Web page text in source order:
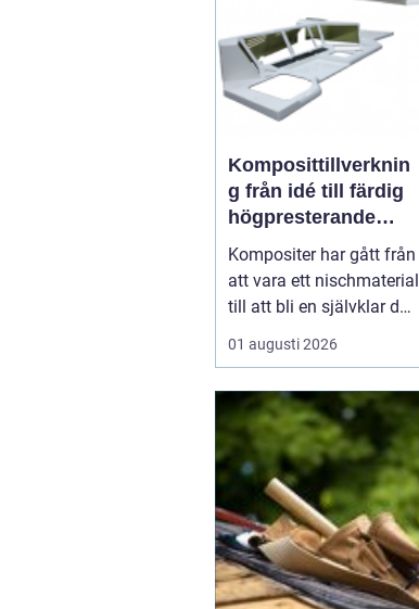
Komposittillverknin
g från idé till färdig
högpresterande
produkt
Kompositer har gått från
att vara ett nischmaterial
till att bli en självklar del
i allt från vindkraftverk
och tåg till
specialfordon.
Komposittillverkning
handlar om att
kombinera två eller fler
material för att skapa
något som...
01 augusti 2026